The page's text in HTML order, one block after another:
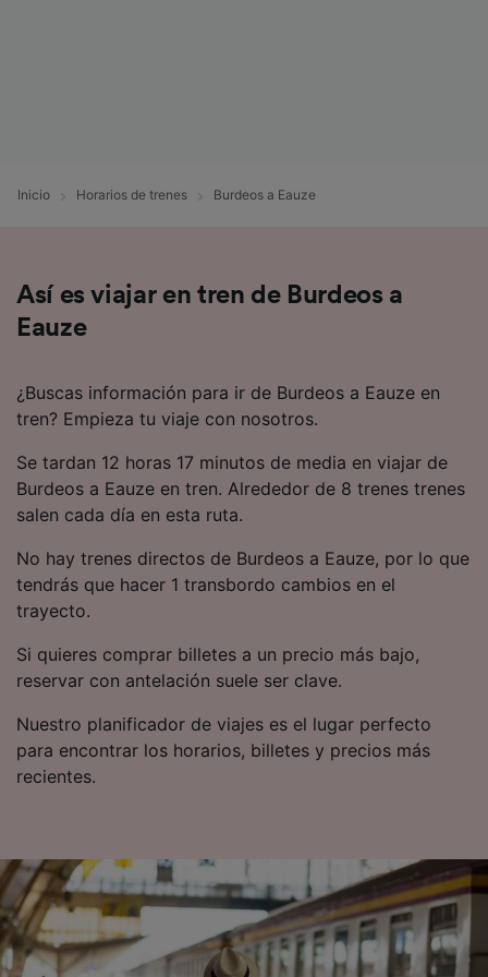
Inicio Horarios de trenes Burdeos a Eauze
Así es viajar en tren de Burdeos a
Eauze
¿Buscas información para ir de Burdeos a Eauze en
tren? Empieza tu viaje con nosotros.
Se tardan 12 horas 17 minutos de media en viajar de
Burdeos a Eauze en tren. Alrededor de 8 trenes trenes
salen cada día en esta ruta.
No hay trenes directos de Burdeos a Eauze, por lo que
tendrás que hacer 1 transbordo cambios en el
trayecto.
Si quieres comprar billetes a un precio más bajo,
reservar con antelación suele ser clave.
Nuestro planificador de viajes es el lugar perfecto
para encontrar los horarios, billetes y precios más
recientes.
audiencia y desarrollo de servicios.